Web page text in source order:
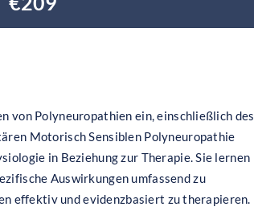
von Polyneuropathien ein, einschließlich des
Motorisch Sensiblen Polyneuropathie
in Beziehung zur Therapie. Sie lernen
Auswirkungen umfassend zu
effektiv und evidenzbasiert zu therapieren.